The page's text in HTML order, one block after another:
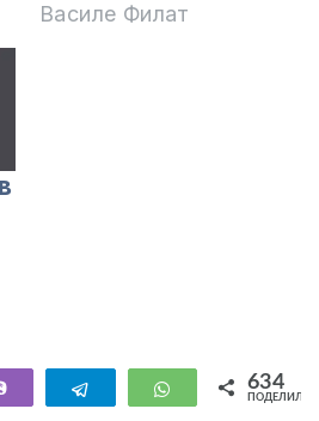
Василе Филат
Telegram WhatsApp
634